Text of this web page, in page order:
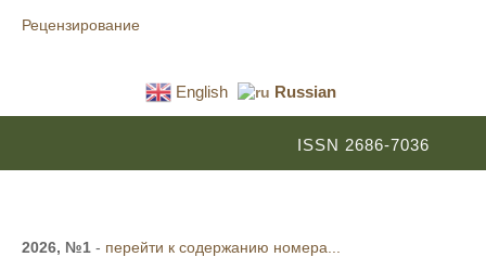
Рецензирование
English Russian
ISSN 2686-7036
2026, №1 - перейти к содержанию номера...